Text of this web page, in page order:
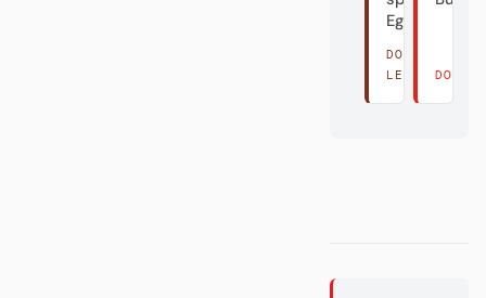
Egal.
DORT
LESEN →DORT